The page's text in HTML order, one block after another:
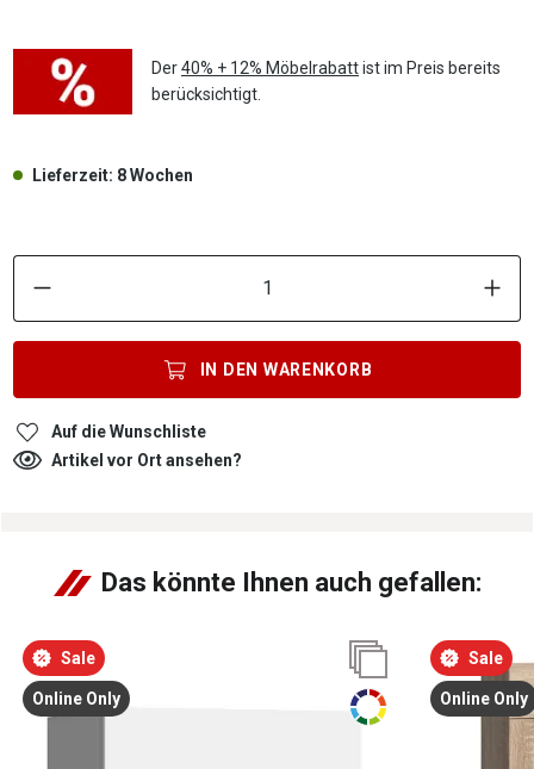
Der40% + 12% Möbelrabattist im Preis bereits
berücksichtigt.
Lieferzeit: 8 Wochen
IN DEN WARENKORB
Auf die Wunschliste
Artikel vor Ort ansehen?
Das könnte Ihnen auch gefallen:
Sale
Online Only
Sale
Online Only